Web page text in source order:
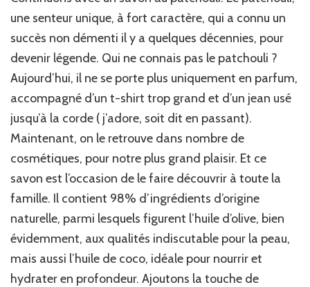
une senteur unique, à fort caractère, qui a connu un
succès non démenti il y a quelques décennies, pour
devenir légende. Qui ne connais pas le patchouli ?
Aujourd’hui, il ne se porte plus uniquement en parfum,
accompagné d’un t-shirt trop grand et d’un jean usé
jusqu’à la corde ( j’adore, soit dit en passant).
Maintenant, on le retrouve dans nombre de
cosmétiques, pour notre plus grand plaisir. Et ce
savon est l’occasion de le faire découvrir à toute la
famille. Il contient 98% d’ingrédients d’origine
naturelle, parmi lesquels figurent l’huile d’olive, bien
évidemment, aux qualités indiscutable pour la peau,
mais aussi l’huile de coco, idéale pour nourrir et
hydrater en profondeur. Ajoutons la touche de